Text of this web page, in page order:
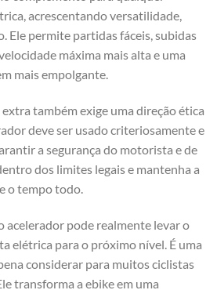
acrescentando versatilidade,
Ele permite partidas fáceis, subidas
máxima mais alta e uma
mais empolgante.
também exige uma direção ética
deve ser usado criteriosamente e
a segurança do motorista e de
dos limites legais e mantenha a
o tempo todo.
acelerador pode realmente levar o
elétrica para o próximo nível. É uma
considerar para muitos ciclistas
transforma a ebike em uma